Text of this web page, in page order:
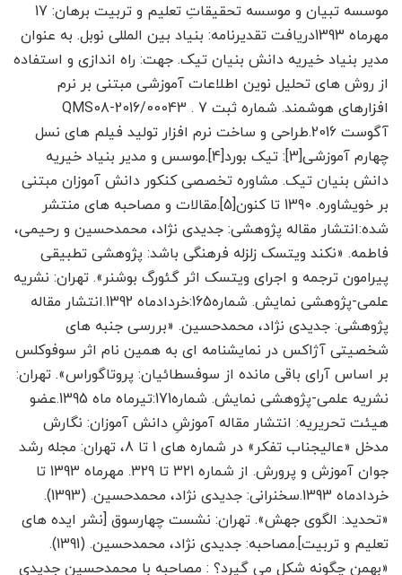
موسسه تبیان و موسسه تحقیقاتِ تعلیم و تربیت برهان: 17
مهرماه 1393دریافت تقدیرنامه: بنیاد بین المللی نوبل. به عنوان
مدیر بنیاد خیریه دانش بنیان تیک. جهت: راه اندازی و استفاده
از روش های تحلیل نوین اطلاعات آموزشی مبتنی بر نرم
افزارهای هوشمند. شماره ثبت QMS08-2016/00043 . 7
آگوست 2016.طراحی و ساخت نرم افزار تولید فیلم های نسل
چهارم آموزشی[3]: تیک بورد[4].موسس و مدیر بنیاد خیریه
دانش بنیان تیک. مشاوره تخصصی کنکور دانش آموزان مبتنی
بر خویشاوره. 1390 تا کنون[5].مقالات و مصاحبه های منتشر
شده:انتشار مقاله پژوهشی: جدیدی نژاد، محمدحسین و رحیمی،
فاطمه. «نکند ویتسک زلزله فرهنگی باشد: پژوهشی تطبیقی
پیرامون ترجمه و اجرای ویتسک اثر گئورگ بوشنر». تهران: نشریه
علمی-پژوهشی نمایش. شماره165:خردادماه 1392.انتشار مقاله
پژوهشی: جدیدی نژاد، محمدحسین. «بررسی جنبه های
شخصیتی آژاکس در نمایشنامه ای به همین نام اثر سوفوکلس
بر اساس آرای باقی مانده از سوفسطائیان: پروتاگوراس». تهران:
نشریه علمی-پژوهشی نمایش. شماره171:تیرماه ماه 1395.عضو
هیئت تحریریه: انتشار مقاله آموزشِ دانش آموزان: نگارش
مدخل «عالیجناب تفکر» در شماره های 1 تا 8، تهران: مجله رشد
جوان آموزش و پرورش. از شماره 321 تا 329. مهرماه 1393 تا
خردادماه 1393.سخنرانی: جدیدی نژاد، محمدحسین. (1393).
«تحدید: الگوی جهش». تهران: نشست چهارسوق [نشر ایده های
تعلیم و تربیت].مصاحبه: جدیدی نژاد، محمدحسین. (1391).
«بهمن چگونه شکل می گیرد؟ : مصاحبه با محمدحسین جدیدی